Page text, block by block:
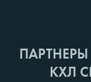
КХЛ